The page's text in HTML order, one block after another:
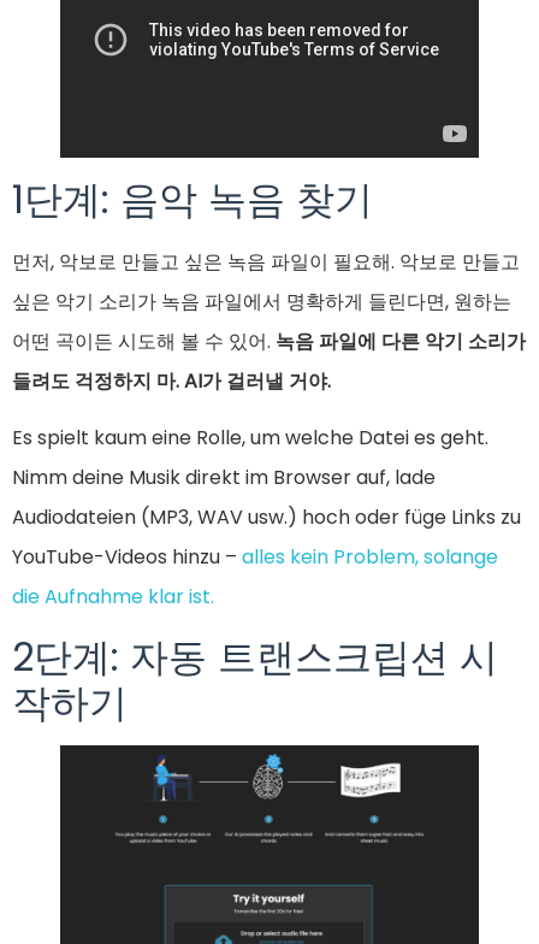
1단계: 음악 녹음 찾기
먼저, 악보로 만들고 싶은 녹음 파일이 필요해. 악보로 만들고
싶은 악기 소리가 녹음 파일에서 명확하게 들린다면, 원하는
어떤 곡이든 시도해 볼 수 있어. 녹음 파일에 다른 악기 소리가
들려도 걱정하지 마. AI가 걸러낼 거야.
Es spielt kaum eine Rolle, um welche Datei es geht.
Nimm deine Musik direkt im Browser auf, lade
Audiodateien (MP3, WAV usw.) hoch oder füge Links zu
YouTube-Videos hinzu – alles kein Problem, solange
die Aufnahme klar ist.
2단계: 자동 트랜스크립션 시
작하기